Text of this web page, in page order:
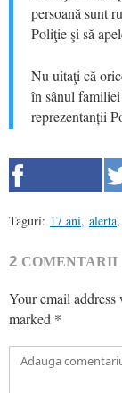
persoană sunt
Poliţie şi să
Nu uitaţi că
în sânul
reprezentanții
Taguri: 17 ani, alerta,
2 COMENTARII
Your email
marked *